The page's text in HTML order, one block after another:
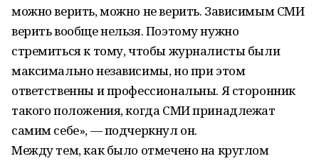
можно верить, можно не верить. Зависимым СМИ
верить вообще нельзя. Поэтому нужно
стремиться к тому, чтобы журналисты были
максимально независимы, но при этом
ответственны и профессиональны. Я сторонник
такого положения, когда СМИ принадлежат
самим себе», — подчеркнул он.
Между тем, как было отмечено на круглом